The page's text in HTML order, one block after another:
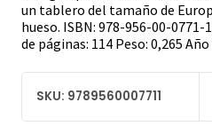
un tablero del tamaño de
hueso. ISBN: 978-956-00-0771-
de páginas: 114 Peso: 0,265
SKU: 9789560007711